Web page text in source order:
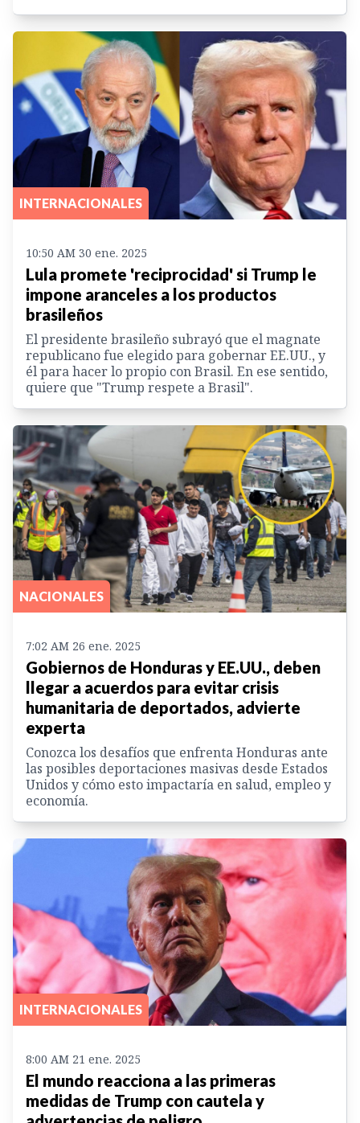
INTERNACIONALES
10:50 AM 30 ene. 2025
Lula promete 'reciprocidad' si Trump le
impone aranceles a los productos
brasileños
El presidente brasileño subrayó que el magnate
republicano fue elegido para gobernar EE.UU., y
él para hacer lo propio con Brasil. En ese sentido,
quiere que "Trump respete a Brasil".
NACIONALES
7:02 AM 26 ene. 2025
Gobiernos de Honduras y EE.UU., deben
llegar a acuerdos para evitar crisis
humanitaria de deportados, advierte
experta
Conozca los desafíos que enfrenta Honduras ante
las posibles deportaciones masivas desde Estados
Unidos y cómo esto impactaría en salud, empleo y
economía.
INTERNACIONALES
8:00 AM 21 ene. 2025
El mundo reacciona a las primeras
medidas de Trump con cautela y